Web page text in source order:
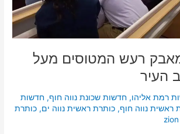
רעש המטוסים מעל
העיר
רמת אליהו,חדשות שכונת נווה חוף,חדשות
ראשית נווה חוף,כותרת ראשית נווה ים,כותרת
zion